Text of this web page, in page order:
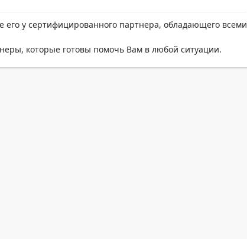
у сертифицированного партнера, обладающего всеми
которые готовы помочь Вам в любой ситуации.